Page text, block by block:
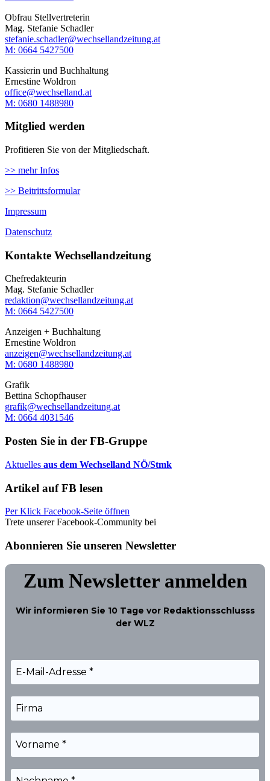
Obfrau Stellvertreterin
Mag. Stefanie Schadler
stefanie.schadler@wechsellandzeitung.at
M: ‭0664 5427500‬
Kassierin und Buchhaltung
Ernestine Woldron
office@wechselland.at
M: ‭0680 1488980‬
Mitglied werden
Profitieren Sie von der Mitgliedschaft.
>> mehr Infos
>> Beitrittsformular
Impressum
Datenschutz
Kontakte Wechsellandzeitung
Chefredakteurin
Mag. Stefanie Schadler
redaktion@wechsellandzeitung.at
M: 0664 5427500‬
Anzeigen + Buchhaltung
Ernestine Woldron
anzeigen@wechsellandzeitung.at
M: ‭0680 1488980‬
Grafik
Bettina Schopfhauser
grafik@wechsellandzeitung.at
M: 0664 4031546
Posten Sie in der FB-Gruppe
Aktuelles aus dem Wechselland NÖ/Stmk
Artikel auf FB lesen
Per Klick Facebook-Seite öffnen
Trete unserer Facebook-Community bei
Abonnieren Sie unseren Newsletter
Zum Newsletter anmelden
Wir informieren Sie 10 Tage vor Redaktionsschlusss
der WLZ